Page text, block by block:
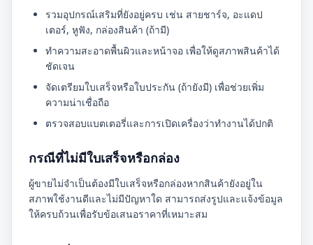
รวมอุปกรณ์เสริมที่ยังอยู่ครบ เช่น สายชาร์จ, อะแดป
เตอร์, หูฟัง, กล่องสินค้า (ถ้ามี)
ทำความสะอาดพื้นผิวและหน้าจอ เพื่อให้ดูสภาพสินค้าได้
ชัดเจน
จัดเตรียมใบเสร็จหรือใบประกัน (ถ้ายังมี) เพื่อช่วยเพิ่ม
ความน่าเชื่อถือ
ตรวจสอบแบตเตอรี่และการเปิดเครื่องว่าทำงานได้ปกติ
กรณีที่ไม่มีใบเสร็จหรือกล่อง
ผู้ขายไม่จำเป็นต้องมีใบเสร็จหรือกล่องหากสินค้ายังอยู่ใน
สภาพใช้งานดีและไม่มีปัญหาใด สามารถส่งรูปและแจ้งข้อมูล
ให้ครบถ้วนเพื่อรับข้อเสนอราคาที่เหมาะสม